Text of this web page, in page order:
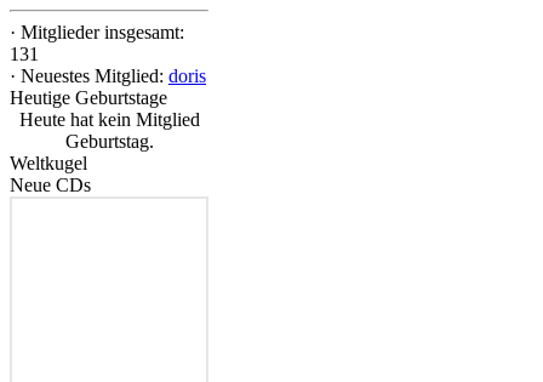
· Mitglieder insgesamt:
131
· Neuestes Mitglied: doris
Heutige Geburtstage
Heute hat kein Mitglied
Geburtstag.
Weltkugel
Neue CDs